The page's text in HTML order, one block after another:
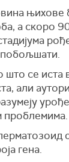
њихове
а скоро
што се
али
проблемима.
гена.